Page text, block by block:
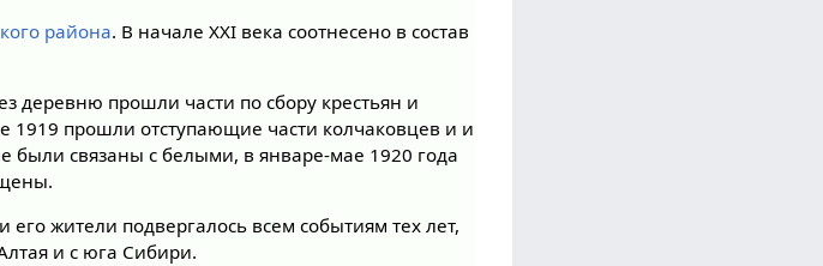
района. В начале XXI века соотнесено в состав
деревню прошли части по сбору крестьян и
1919 прошли отступающие части колчаковцев и и
были связаны с белыми, в январе-мае 1920 года
его жители подвергалось всем событиям тех лет,
и с юга Сибири.